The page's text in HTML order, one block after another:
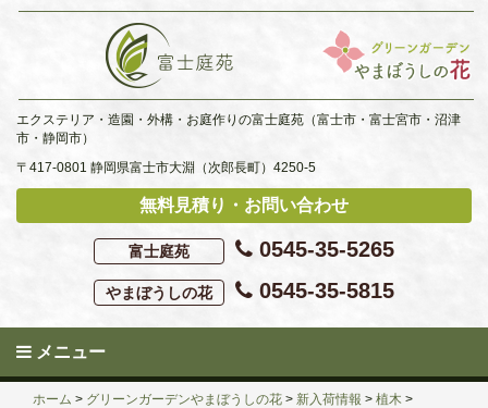
Skip
エクステリア・造園・外構・お庭作りの富士庭苑（富士市・富士宮市・沼津
市・静岡市）
〒417-0801 静岡県富士市大淵（次郎長町）4250-5
無料見積り・お問い合わせ
富士庭苑 0545-35-5265
やまぼうしの花 0545-35-5815
メニュー
ホーム > グリーンガーデンやまぼうしの花 > 新入荷情報 > 植木 >